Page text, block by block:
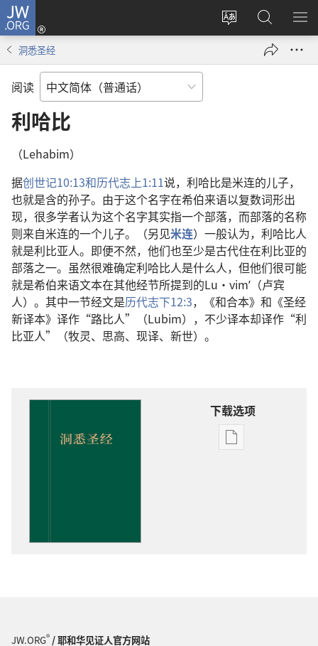
JW.ORG
更
登
录
（打
搜
索
JW.ORG
显
洞悉圣经
阅读
利哈比
（Lehabim）
据创世记10:13和历代志上1:11说，利哈比是米连的儿子，
也就是含的孙子。由于这个名字在希伯来语以复数词形出
现，很多学者认为这个名字其实指一个部落，而部落的名称
则来自米连的一个儿子。（另见米连）一般认为，利哈比人
就是利比亚人。即便不然，他们也至少是古代住在利比亚的
部落之一。虽然很难确定利哈比人是什么人，但他们很可能
就是希伯来语文本在其他经节所提到的Lu·vimʹ（卢宾
人）。其中一节经文是历代志下12:3，《和合本》和《圣经
新译本》译作“路比人”（Lubim），不少译本却译作“利
比亚人”（牧灵、思高、现译、新世）。
下载选项
出
JW.ORG®/ 耶和华见证人官方网站